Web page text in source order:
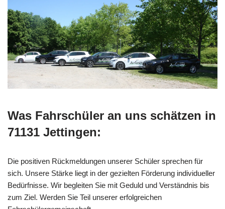
Was Fahrschüler an uns schätzen in
71131 Jettingen:
Die positiven Rückmeldungen unserer Schüler sprechen für
sich. Unsere Stärke liegt in der gezielten Förderung individueller
Bedürfnisse. Wir begleiten Sie mit Geduld und Verständnis bis
zum Ziel. Werden Sie Teil unserer erfolgreichen